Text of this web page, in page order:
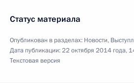
Статус материала
Опубликован в разделах: Новости,
Дата публикации:22 октября 2014 года,
Текстовая версия